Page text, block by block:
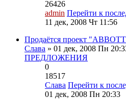
26426
admin Перейти к
11 дек, 2008 Чт 11:56
Продаётся проект
Слава » 01 дек, 2008 Пн
ПРЕДЛОЖЕНИЯ
0
18517
Слава Перейти к
01 дек, 2008 Пн 20:33